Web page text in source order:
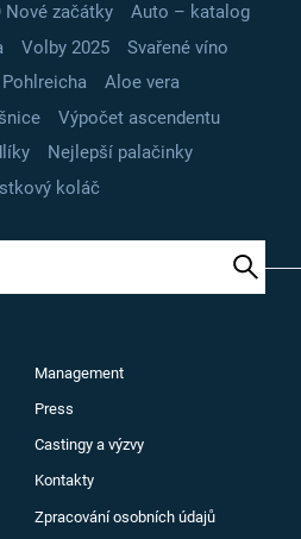
Nové začátky
Auto – katalog
Volby 2025
Svařené víno
Aloe vera
Výpočet ascendentu
Nejlepší palačinky
koláč
Management
Press
Castingy a výzvy
Kontakty
Zpracování osobních údajů